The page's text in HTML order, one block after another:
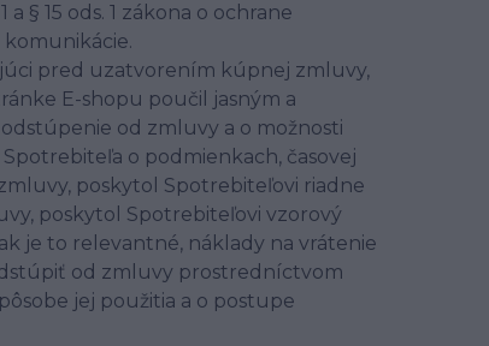
§ 15 ods. 1 zákona o ochrane
pred uzatvorením kúpnej zmluvy,
E-shopu poučil jasným a
od zmluvy a o možnosti
o podmienkach, časovej
poskytol Spotrebiteľovi riadne
poskytol Spotrebiteľovi vzorový
je to relevantné, náklady na vrátenie
od zmluvy prostredníctvom
jej použitia a o postupe